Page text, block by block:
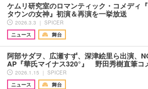
ケムリ研究室のロマンティック・コメディ
タウンの女神』初演＆再演を一挙放送
2026.3.3 ｜ SPICER
ニュース
舞台
阿部サダヲ、広瀬すず、深津絵里ら出演、
AP『華氏マイナス320°』 野田秀樹直筆
2026.1.15 ｜ SPICER
ニュース
舞台